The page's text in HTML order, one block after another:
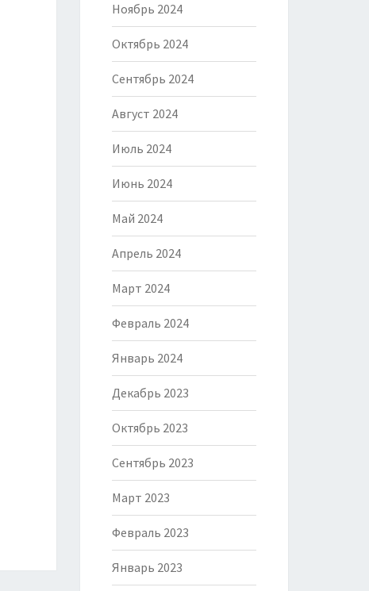
Ноябрь 2024
Октябрь 2024
Сентябрь 2024
Август 2024
Июль 2024
Июнь 2024
Май 2024
Апрель 2024
Март 2024
Февраль 2024
Январь 2024
Декабрь 2023
Октябрь 2023
Сентябрь 2023
Март 2023
Февраль 2023
Январь 2023